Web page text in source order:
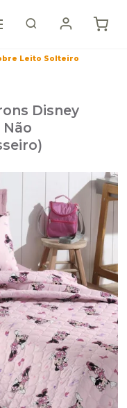
Leito Solteiro
Disney
Não